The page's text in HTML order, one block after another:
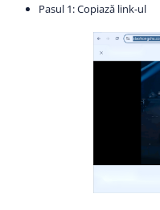
Pasul 1: Copiază link-ul